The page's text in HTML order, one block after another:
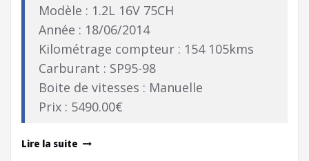
Modèle : 1.2L 16V 75CH
Année : 18/06/2014
Kilométrage compteur : 154 105kms
Carburant : SP95-98
Boite de vitesses : Manuelle
Prix : 5490.00€
Lire la suite